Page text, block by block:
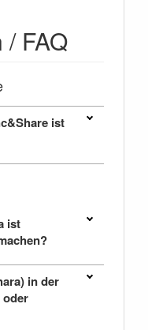
FAQ
ist
ist
in der
oder